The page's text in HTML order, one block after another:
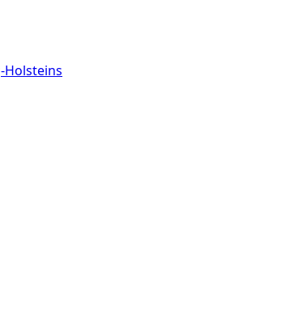
Holsteins